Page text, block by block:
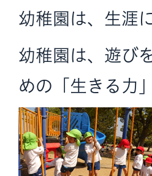
幼稚園は、生涯
幼稚園は、遊び
めの「生きる力